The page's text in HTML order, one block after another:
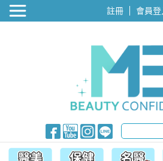
醫美整形 註冊 會員登